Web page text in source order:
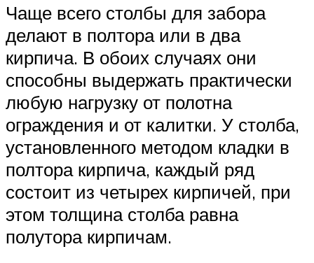
Чаще всего столбы для забора
делают в полтора или в два
кирпича. В обоих случаях они
способны выдержать практически
любую нагрузку от полотна
ограждения и от калитки. У столба,
установленного методом кладки в
полтора кирпича, каждый ряд
состоит из четырех кирпичей, при
этом толщина столба равна
полутора кирпичам.